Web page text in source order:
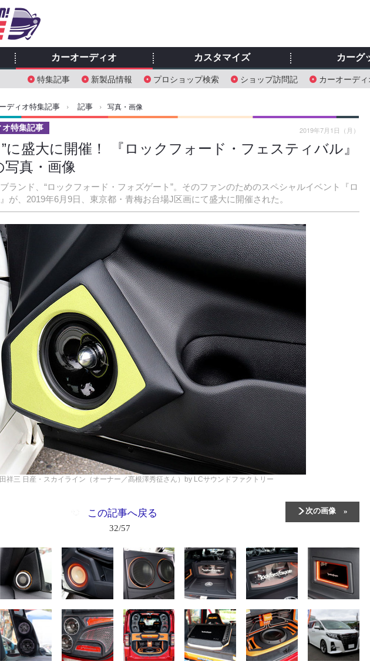
カーオーディオ
特集記事 新製品情報 プロショップ検索 ショップ訪問記 カーオーデ
カスタマイズ カーグ
ディオ特集記事 › 記事 › 写真・画像
に盛大に開催！ 『ロックフォード・フェスティバル』
写真・画像
ランド、“ロックフォード・フォズゲート”。そのファンのためのスペシャルイベント『ロ
が、2019年6月9日、東京都・青梅お台場J区画にて盛大に開催された。
オ特集記事 2019年7月1日（月）
祥三 日産・スカイライン（オーナー／髙根澤秀征さん）by LCサウンドファクトリー
次の画像
この記事へ戻る
32/57